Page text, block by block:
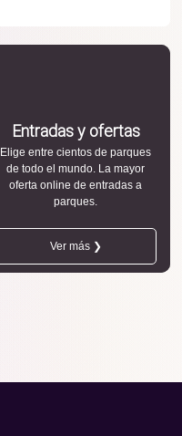
Entradas y ofertas
Elige entre cientos de parques
de todo el mundo. La mayor
oferta online de entradas a
parques.
Ver más ❯